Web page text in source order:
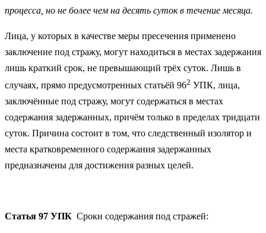
процесса, но не более чем на десять суток в течение месяца.
Лица, у которых в качестве меры пресечения применено
заключение под стражу, могут находиться в местах задержания
лишь краткий срок, не превышающий трёх суток. Лишь в
случаях, прямо предусмотренных статьёй 962 УПК, лица,
заключённые под стражу, могут содержаться в местах
содержания задержанных, причём только в пределах тридцати
суток. Причина состоит в том, что следственный изолятор и
места кратковременного содержания задержанных
предназначены для достижения разных целей.
Статья 97 УПК Сроки содержания под стражей: